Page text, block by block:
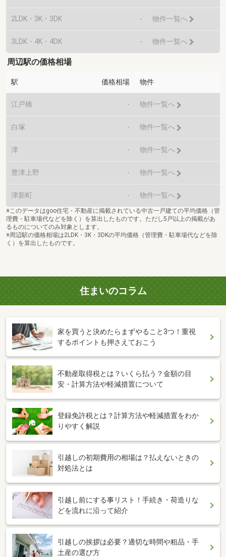
2LDK・3K・3DK - 物件一覧へ
3LDK・4K・4DK - 物件一覧へ
周辺駅の価格相場
駅 価格相場 物件
江戸橋 - 物件一覧へ
白塚 - 物件一覧へ
津 - 物件一覧へ
豊津上野 - 物件一覧へ
津新町 - 物件一覧へ
※このデータはgoo住宅・不動産に掲載されている中古一戸建ての平均価格（管
理費・駐車場代などを除く）を算出したものです。ただし5戸以上の掲載があ
るものについてのみ対象とします。
※周辺駅の価格相場は2LDK・3K・3DKの平均価格（管理費・駐車場代などを除
く）を算出したものです。
住まいのコラム
家を買うと決めたらまずやること3つ！重視
するポイントも押さえておこう
不動産取得税とは？いくら払う？金額の目
安・計算方法や軽減措置について
登録免許税とは？計算方法や軽減措置をわか
りやすく解説
引越しの初期費用の相場は？払えないときの
対処法とは
引越し前にする事リスト！手続き・荷造りな
どを流れに沿って紹介
引越しの挨拶は必要？適切な時間や粗品・手
土産の選び方